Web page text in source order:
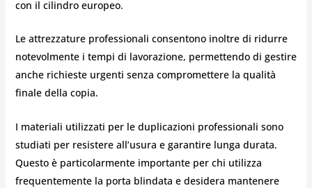
con il cilindro europeo.
Le attrezzature professionali consentono inoltre di ridurre
notevolmente i tempi di lavorazione, permettendo di gestire
anche richieste urgenti senza compromettere la qualità
finale della copia.
I materiali utilizzati per le duplicazioni professionali sono
studiati per resistere all’usura e garantire lunga durata.
Questo è particolarmente importante per chi utilizza
frequentemente la porta blindata e desidera mantenere